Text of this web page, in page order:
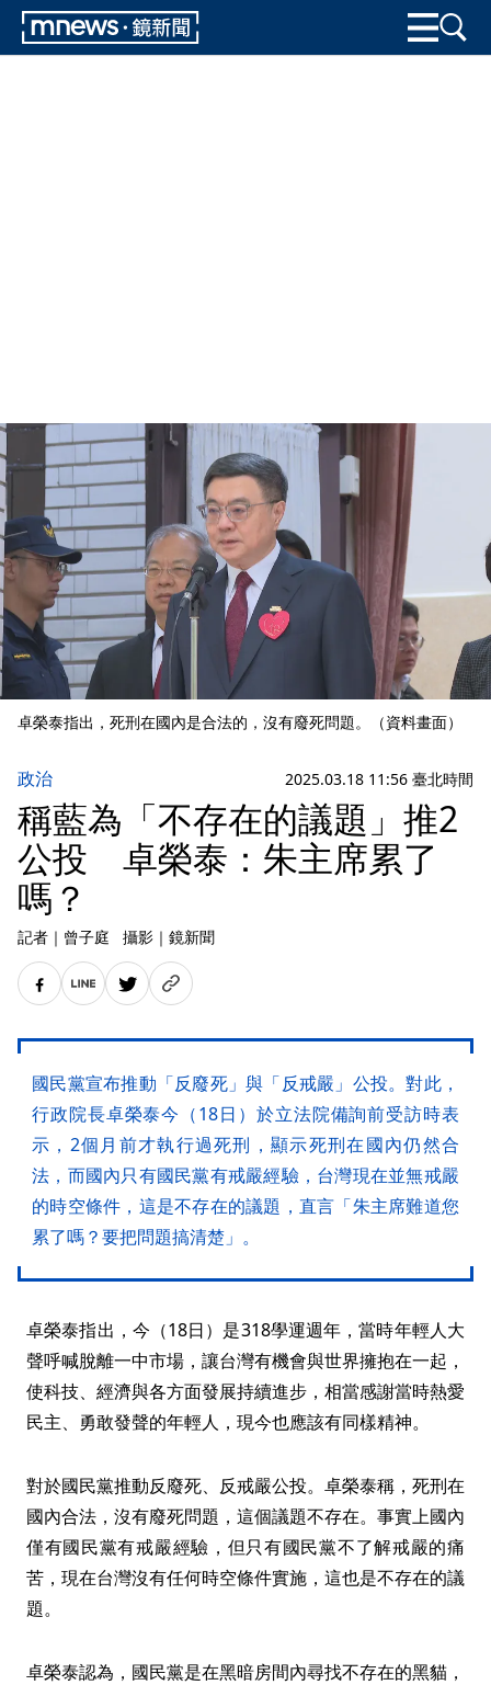
卓榮泰指出，死刑在國內是合法的，沒有廢死問題。（資料畫面）
政治 2025.03.18 11:56 臺北時間
稱藍為「不存在的議題」推2
公投 卓榮泰：朱主席累了
嗎？
記者 ｜ 曾子庭 攝影 ｜ 鏡新聞
國民黨宣布推動「反廢死」與「反戒嚴」公投。對此，
行政院長卓榮泰今（18日）於立法院備詢前受訪時表
示，2個月前才執行過死刑，顯示死刑在國內仍然合
法，而國內只有國民黨有戒嚴經驗，台灣現在並無戒嚴
的時空條件，這是不存在的議題，直言「朱主席難道您
累了嗎？要把問題搞清楚」。
卓榮泰指出，今（18日）是318學運週年，當時年輕人大
聲呼喊脫離一中市場，讓台灣有機會與世界擁抱在一起，
使科技、經濟與各方面發展持續進步，相當感謝當時熱愛
民主、勇敢發聲的年輕人，現今也應該有同樣精神。
對於國民黨推動反廢死、反戒嚴公投。卓榮泰稱，死刑在
國內合法，沒有廢死問題，這個議題不存在。事實上國內
僅有國民黨有戒嚴經驗，但只有國民黨不了解戒嚴的痛
苦，現在台灣沒有任何時空條件實施，這也是不存在的議
題。
卓榮泰認為，國民黨是在黑暗房間內尋找不存在的黑貓，